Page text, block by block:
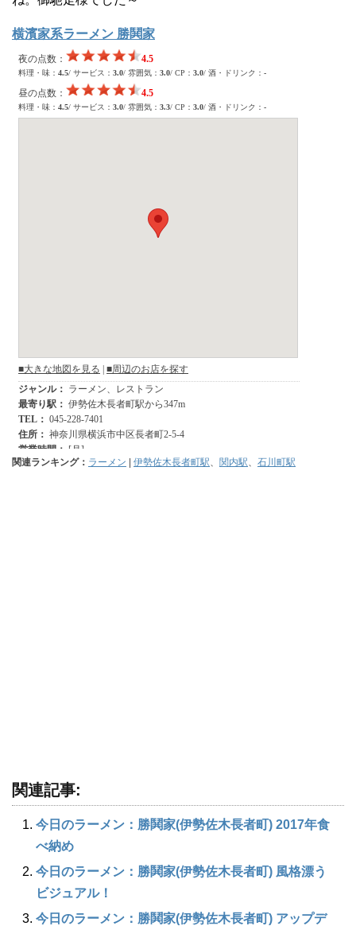
横濱家系ラーメン 勝鬨家
関連ランキング： ラーメン | 伊勢佐木長者町駅、 関内駅、 石川町駅
関連記事:
今日のラーメン：勝鬨家(伊勢佐木長者町) 2017年食
べ納め
今日のラーメン：勝鬨家(伊勢佐木長者町) 風格漂う
ビジュアル！
今日のラーメン：勝鬨家(伊勢佐木長者町) アップデ